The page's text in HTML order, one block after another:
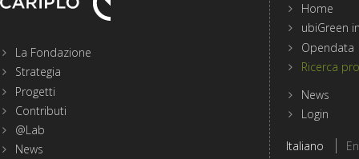
sezioni
del
sito
di
Fondazione
Cariplo
La Fondazione
Strategia
Progetti
Contributi
@Lab
News
Home
ubiGreen
Opendata
Ricerca
News
Login
la
Italiano